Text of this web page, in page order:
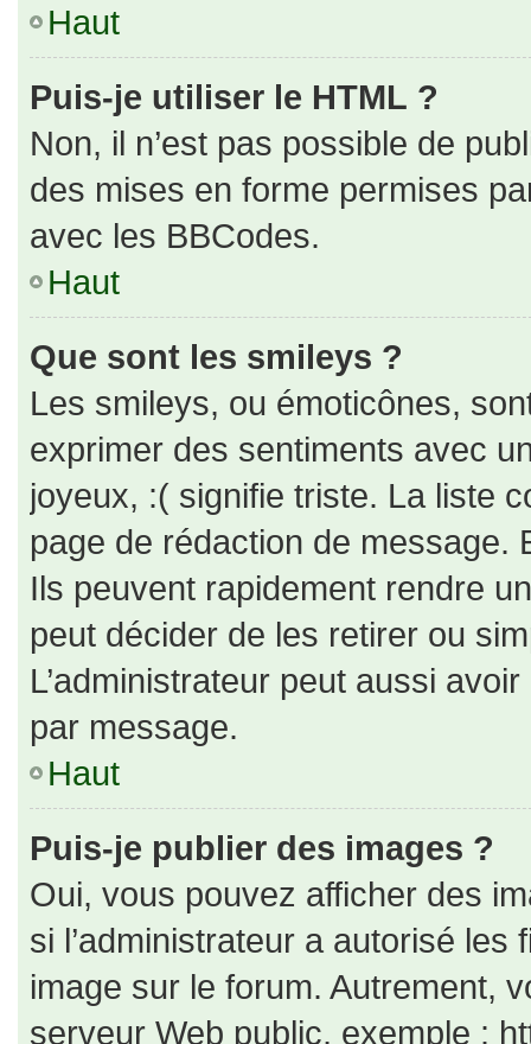
Haut
Puis-je utiliser le HTML ?
Non, il n’est pas possible de
des mises en forme permises
avec les BBCodes.
Haut
Que sont les smileys ?
Les smileys, ou émoticônes,
exprimer des sentiments avec
joyeux, :( signifie triste. La liste
page de rédaction de message.
Ils peuvent rapidement rendre
peut décider de les retirer ou
L’administrateur peut aussi
par message.
Haut
Puis-je publier des images ?
Oui, vous pouvez afficher des
si l’administrateur a autorisé
image sur le forum. Autrement,
serveur Web public, exemple :